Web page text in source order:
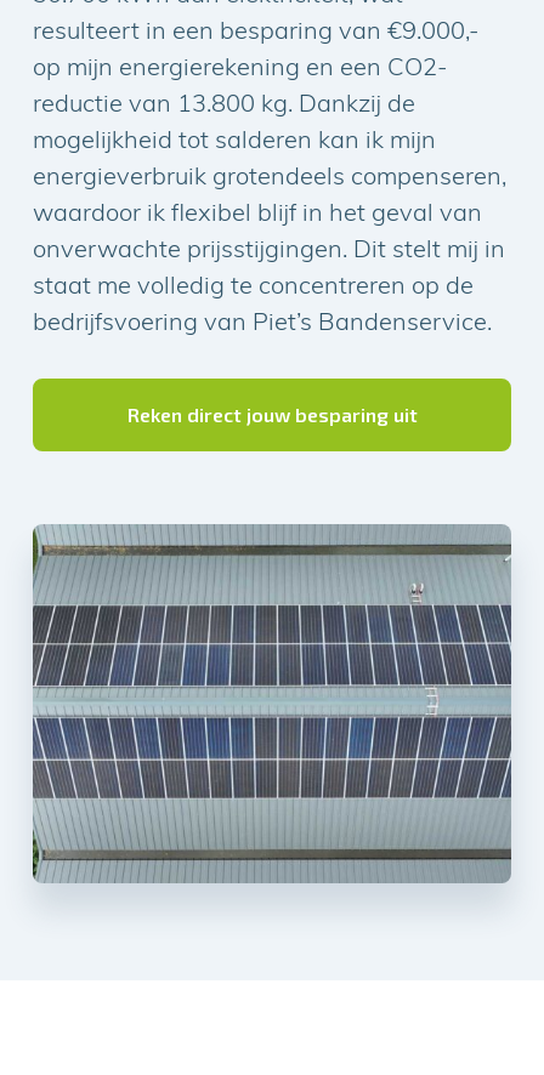
resulteert in een besparing van €9.000,-
op mijn energierekening en een CO2-
reductie van 13.800 kg. Dankzij de
mogelijkheid tot salderen kan ik mijn
energieverbruik grotendeels compenseren,
waardoor ik flexibel blijf in het geval van
onverwachte prijsstijgingen. Dit stelt mij in
staat me volledig te concentreren op de
bedrijfsvoering van Piet’s Bandenservice.
Reken direct jouw besparing uit